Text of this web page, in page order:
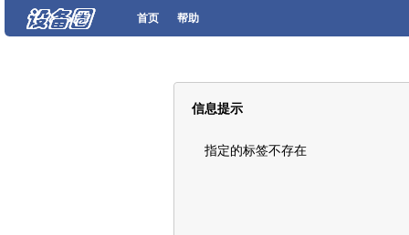
首页 帮助
信息提示
指定的标签不存在